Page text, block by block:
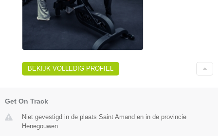
BEKIJK VOLLEDIG PROFIEL
Get On Track
Niet gevestigd in de plaats Saint Amand en in de provincie
Henegouwen.